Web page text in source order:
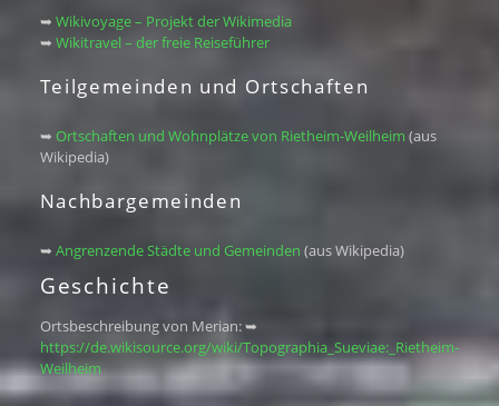
➥ Wikivoyage – Projekt der Wikimedia
➥ Wikitravel – der freie Reiseführer
Teilgemeinden und Ortschaften
➥ Ortschaften und Wohnplätze von Rietheim-Weilheim (aus
Wikipedia)
Nachbargemeinden
➥ Angrenzende Städte und Gemeinden (aus Wikipedia)
Geschichte
Ortsbeschreibung von Merian: ➥
https://de.wikisource.org/wiki/Topographia_Sueviae:_Rietheim-
Weilheim